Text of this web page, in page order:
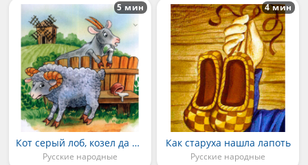
Кот серый лоб, козел да баран
Русские народные
5 мин
Как старуха нашла лапоть
Русские народные
4 мин